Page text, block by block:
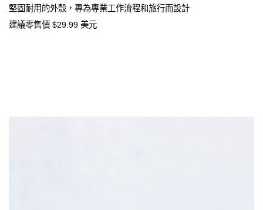
堅固耐用的外殼，專為專業工作流程和旅行而設計
建議零售價 $29.99 美元